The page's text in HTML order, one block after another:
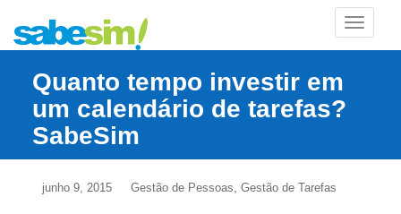
Quanto tempo investir em
um calendário de tarefas?
SabeSim
junho 9, 2015 Gestão de Pessoas Gestão de Tarefas